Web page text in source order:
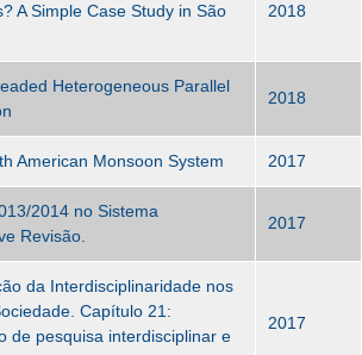
A Simple Case Study in São
2018
Heterogeneous Parallel
2018
American Monsoon System 2017
2014 no Sistema
Revisão.
2017
da Interdisciplinaridade nos
Capítulo 21:
de pesquisa interdisciplinar e
2017